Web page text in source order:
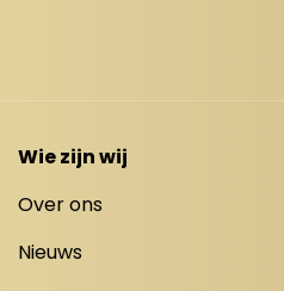
Wie zijn wij
Over ons
Nieuws